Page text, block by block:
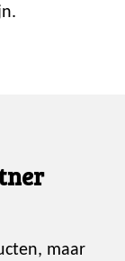
maar